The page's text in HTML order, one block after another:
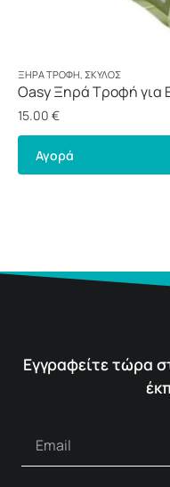
ΞΗΡΆ ΤΡΟΦΉ, ΣΚΎΛΟΣ
Oasy Ξηρά Τροφή για
Κοτόπουλο 3kg
15.00 €
Αγορά
Εγγραφείτε τώρα